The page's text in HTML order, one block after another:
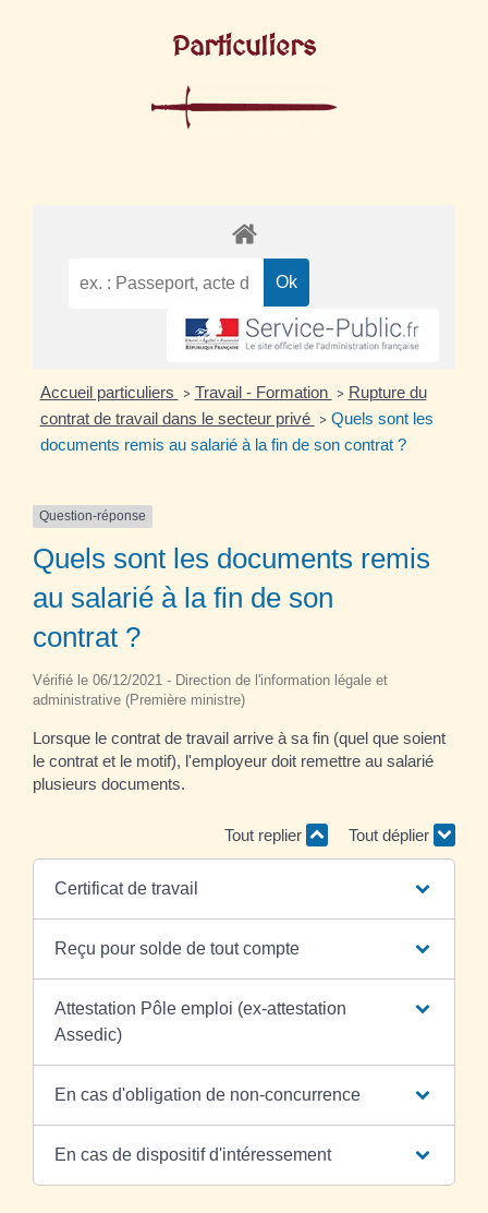
Particuliers
Accueil particuliers > Travail - Formation > Rupture du
contrat de travail dans le secteur privé > Quels sont les
documents remis au salarié à la fin de son contrat ?
Question-réponse
Quels sont les documents remis
au salarié à la fin de son
contrat ?
Vérifié le 06/12/2021 - Direction de l'information légale et
administrative (Première ministre)
Lorsque le contrat de travail arrive à sa fin (quel que soient
le contrat et le motif), l'employeur doit remettre au salarié
plusieurs documents.
Tout replier Tout déplier
Certificat de travail
Reçu pour solde de tout compte
Attestation Pôle emploi (ex-attestation
Assedic)
En cas d'obligation de non-concurrence
En cas de dispositif d'intéressement